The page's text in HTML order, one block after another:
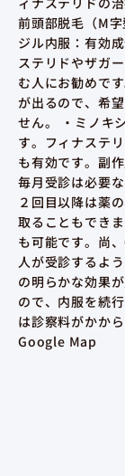
前頭部脱毛（M
ジル内服：有効
ステリドやザガ
む人にお勧めで
が出るので、希
せん。 ・ミノキ
す。フィナステ
も有効です。副
毎月受診は必要
２回目以降は薬
取ることもでき
も可能です。尚
人が受診するよ
の明らかな効果
ので、内服を続
は診察料がかか
Google Map